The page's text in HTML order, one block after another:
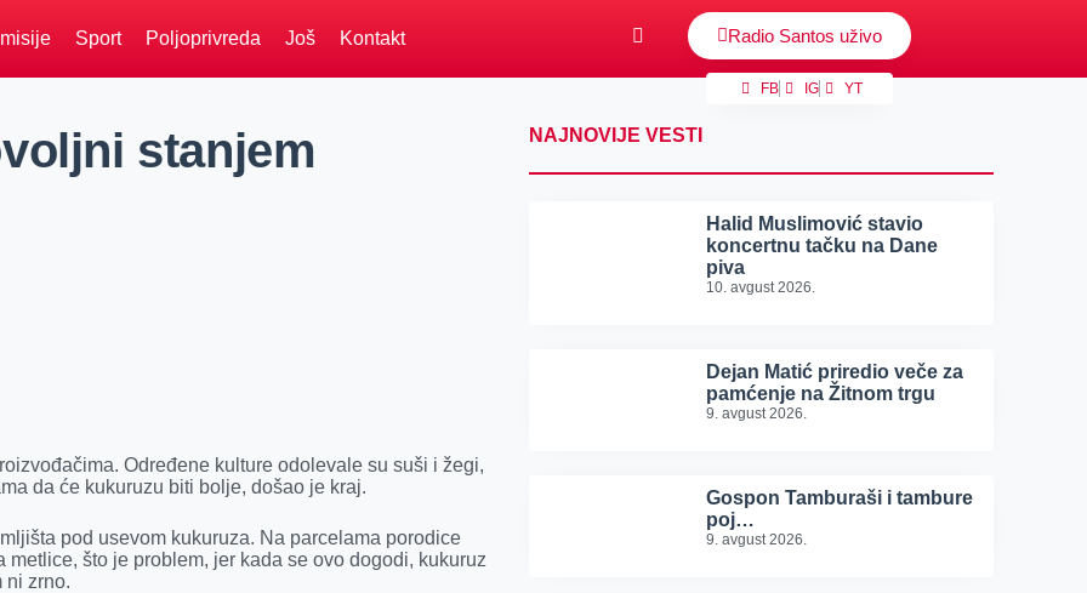
Sport Poljoprivreda Još Kontakt Radio Santos uživo
FB IG YT
stanjem
Određene kulture odolevale su suši i žegi,
da će kukuruzu biti bolje, došao je kraj.
pod usevom kukuruza. Na parcelama porodice
što je problem, jer kada se ovo dogodi, kukuruz
ni zrno.
NAJNOVIJE VESTI
Halid Muslimović stavio
koncertnu tačku na Dane
piva
10. avgust 2026.
Dejan Matić priredio veče za
pamćenje na Žitnom trgu
9. avgust 2026.
Gospon Tamburaši i tambure
poj…
9. avgust 2026.